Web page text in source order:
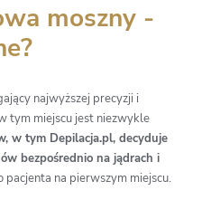
moszny -
najwyższej precyzji i
tym miejscu jest niezwykle
w tym Depilacja.pl, decyduje
bezpośrednio na jądrach i
na pierwszym miejscu.